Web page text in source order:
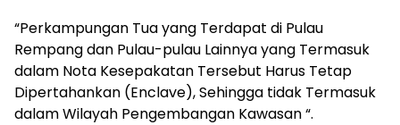
“Perkampungan Tua yang Terdapat di Pulau
Rempang dan Pulau-pulau Lainnya yang Termasuk
dalam Nota Kesepakatan Tersebut Harus Tetap
Dipertahankan (Enclave), Sehingga tidak Termasuk
dalam Wilayah Pengembangan Kawasan “.